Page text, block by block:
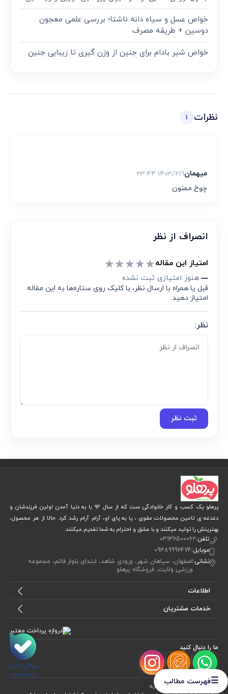
خواص عسل و سیاه دانه ناشتا؛ بررسی علمی معجون
دوسین + طریقه مصرف
خواص شیر بادام برای جنین از وزن گیری تا زیبایی جنین
نظرات 1
میهمان1403/2/1 23:44
چوخ ممنون
انصراف از نظر
امتیاز این مقاله★
★
★
★
★
— هنوز امتیازی ثبت نشده
قبل یا همراه با ارسال نظر، با کلیک روی ستاره‌ها به این مقاله
امتیاز دهید.
نظر:
ثبت نظر
پرهلو یک کسب و کار خانوادگی ست که از سال 92 با به دنیا آمدن اولین فرزندشان و
دغدغه ی تامین محصولات مقوی ، پا به پای او، آرام آرام رشد کرد. حالا از هر محصول،
بهترینش را تولید میکنند و با عشق و احترام به شما تقدیم میکنند.
تلفن:03136500062
موبایل:09389996474
نشانی:اصفهان، سپاهان شهر، ورودی شاهد، ابتدای بلوار قائم، مجموعه
ورزشی ولایت، فروشگاه پرهلو
اطلاعات
خدمات مشتریان
ما را دنبال کنید
برای عضویت درخبرنامه ☰فهرست مطالب